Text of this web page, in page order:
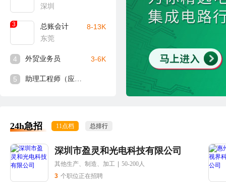
深圳
3
总账会计
东莞
8-13K
4 外贸业务员 3-6K
5 助理工程师（应届生可入）
24h急招 11点档 总排行
深圳市盈灵和光电科技有限公司
其他生产、制造、加工
50-200人
3 个职位正在招聘